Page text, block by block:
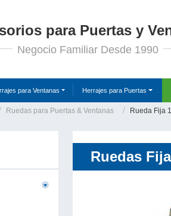
para Puertas y
Negocio Familiar Desde 1990
para Ventanas Herrajes para Puertas
Ruedas para Puertas & Ventanas Rueda Fija
Ruedas